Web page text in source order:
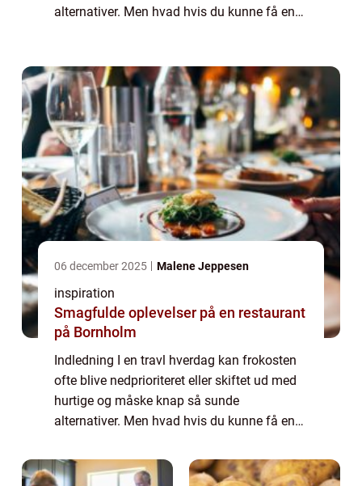
alternativer. Men hvad hvis du kunne få en
06 december 2025 Malene Jeppesen
inspiration
Smagfulde oplevelser på en restaurant
på Bornholm
Indledning I en travl hverdag kan frokosten
ofte blive nedprioriteret eller skiftet ud med
hurtige og måske knap så sunde
alternativer. Men hvad hvis du kunne få en
men også understøttede en bæredygtig til...